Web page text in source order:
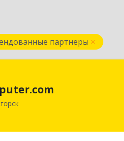
партнеры
Степногорск, 3, дом №